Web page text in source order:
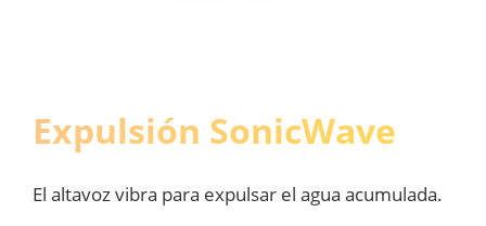
Sensible y preciso con manos mojadas, manos
Smart Touch
El altavoz vibra para expulsar el agua acumulada.
Expulsión SonicWave